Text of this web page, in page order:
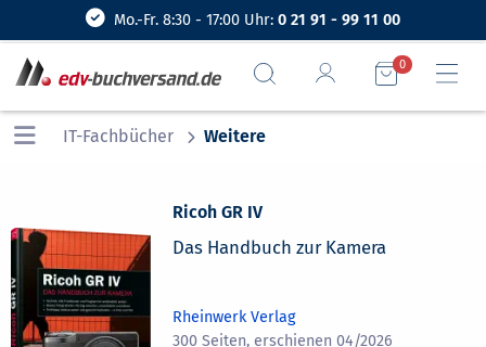
Mo.-Fr. 8:30 - 17:00 Uhr: 0 21 91 - 99 11 00
0
IT-Fachbücher Weitere
Ricoh GR IV
Das Handbuch zur Kamera
Rheinwerk Verlag
300 Seiten, erschienen 04/2026